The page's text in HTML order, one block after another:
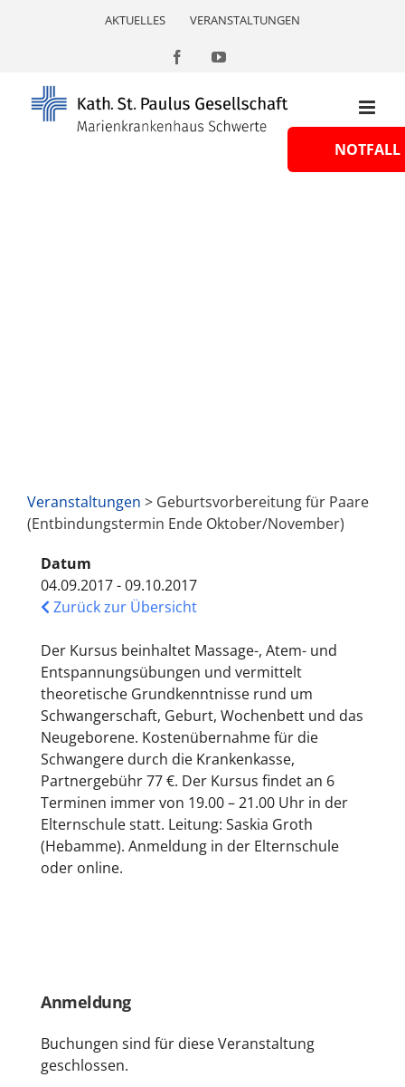
AKTUELLES VERANSTALTUNGEN
FacebookYouTube
Veranstaltungen > Geburtsvorbereitung für Paare
(Entbindungstermin Ende Oktober/November)
Datum
04.09.2017 - 09.10.2017
Zurück zur Übersicht
Der Kursus beinhaltet Massage-, Atem- und
Entspannungsübungen und vermittelt
theoretische Grundkenntnisse rund um
Schwangerschaft, Geburt, Wochenbett und das
Neugeborene. Kostenübernahme für die
Schwangere durch die Krankenkasse,
Partnergebühr 77 €. Der Kursus findet an 6
Terminen immer von 19.00 – 21.00 Uhr in der
Elternschule statt. Leitung: Saskia Groth
(Hebamme). Anmeldung in der Elternschule
oder online.
Anmeldung
Buchungen sind für diese Veranstaltung
geschlossen.
NOTFALL